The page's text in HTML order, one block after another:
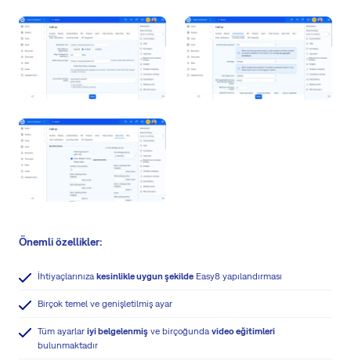
Önemli özellikler:
İhtiyaçlarınıza kesinlikle uygun şekilde Easy8 yapılandırması
Birçok temel ve genişletilmiş ayar
Tüm ayarlar iyi belgelenmiş ve birçoğunda video eğitimleri
bulunmaktadır